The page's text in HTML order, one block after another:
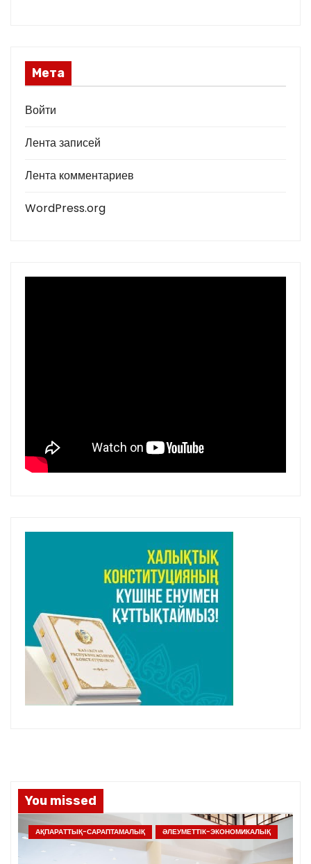
Мета
Войти
Лента записей
Лента комментариев
WordPress.org
You missed
АҚПАРАТТЫҚ-САРАПТАМАЛЫҚ ӘЛЕУМЕТТІК-ЭКОНОМИКАЛЫҚ